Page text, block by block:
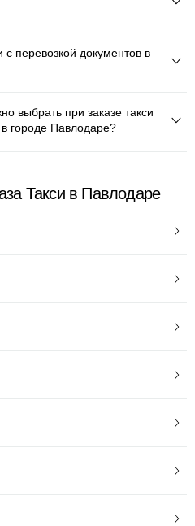
с перевозкой документов в
выбрать при заказе такси
городе Павлодаре?
Такси в Павлодаре